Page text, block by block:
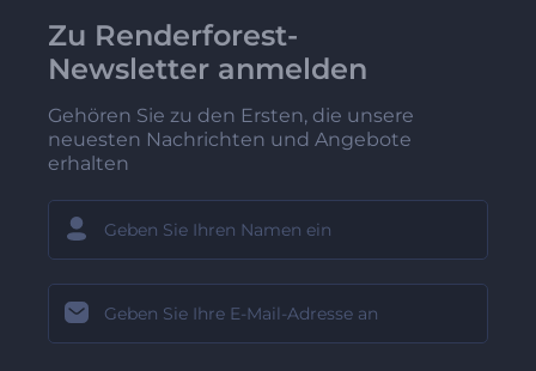
Zu Renderforest-
Newsletter anmelden
Gehören Sie zu den Ersten, die unsere
neuesten Nachrichten und Angebote
erhalten